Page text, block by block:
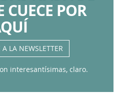
CUECE POR
A LA NEWSLETTER
interesantísimas, claro.